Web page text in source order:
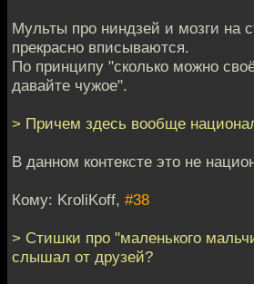
Мульты про ниндзей и мозги на
прекрасно вписываются.
По принципу "сколько можно
давайте чужое".
> Причем здесь вообще
В данном контексте это не
Кому: KroliKoff, #38
> Стишки про "маленького
слышал от друзей?